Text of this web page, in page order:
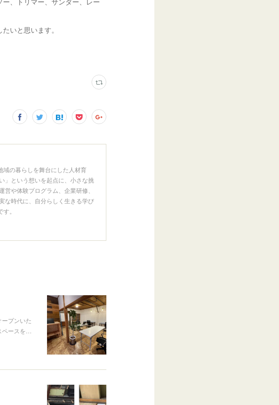
いと思います。
域の暮らしを舞台にした人材育
」という想いを起点に、小さな挑
や体験プログラム、企業研修、
な時代に、自分らしく生きる学び
。
プンいた
ースを…